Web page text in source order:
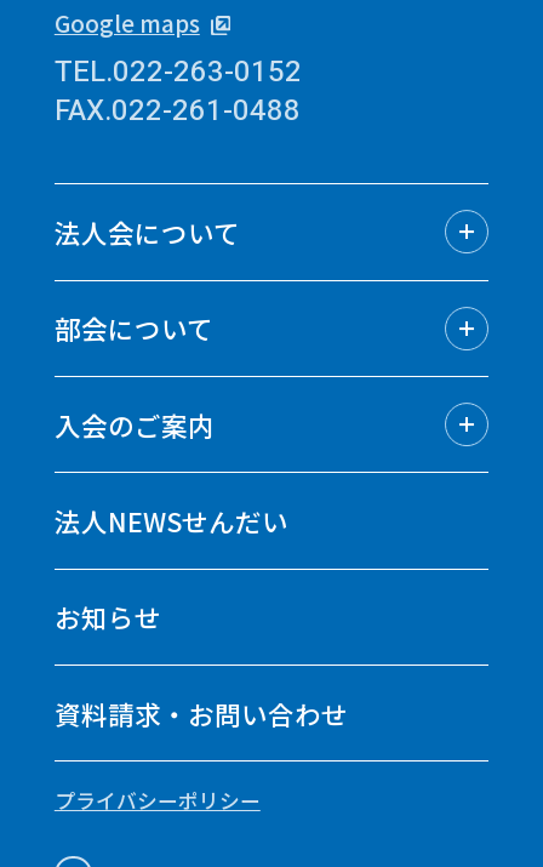
Google maps
TEL.022-263-0152
FAX.022-261-0488
法人会について
法人会についてトップ
仙台中法人会の概要
組織／役員名簿
情報公開
部会について
部会についてトップ
青年部会
女性部会
経理研究会
入会のご案内
入会のご案内トップ
定款
会費
法人NEWSせんだい
お知らせ
資料請求・お問い合わせ
プライバシーポリシー